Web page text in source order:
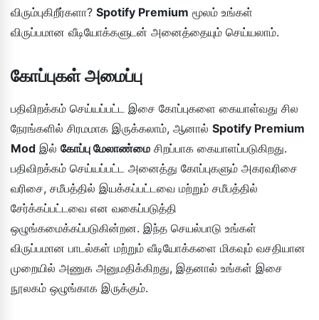
விரும்புகிறீர்களா? Spotify Premium மூலம் உங்கள்
விருப்பமான வீடியோக்களுடன் அனைத்தையும் செய்யலாம்.
கோப்புகள் அமைப்பு
பதிவிறக்கம் செய்யப்பட்ட இசை கோப்புகளை கையாள்வது சில
நேரங்களில் சிரமமாக இருக்கலாம், ஆனால் Spotify Premium
Mod இல் கோப்பு மேலாண்மை சிறப்பாக கையாளப்படுகிறது.
பதிவிறக்கம் செய்யப்பட்ட அனைத்து கோப்புகளும் அகரவரிசை
வரிசை, சமீபத்தில் இயக்கப்பட்டவை மற்றும் சமீபத்தில்
சேர்க்கப்பட்டவை என வகைப்படுத்தி
ஒழுங்கமைக்கப்படுகின்றன. இந்த செயல்பாடு உங்கள்
விருப்பமான பாடல்கள் மற்றும் வீடியோக்களை மிகவும் வசதியான
முறையில் அணுக அனுமதிக்கிறது, இதனால் உங்கள் இசை
நூலகம் ஒழுங்காக இருக்கும்.